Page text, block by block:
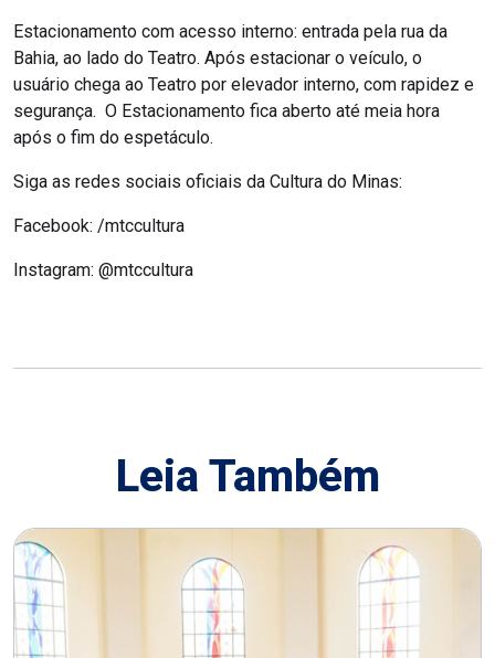
Estacionamento com acesso interno: entrada pela rua da
Bahia, ao lado do Teatro. Após estacionar o veículo, o
usuário chega ao Teatro por elevador interno, com rapidez e
segurança. O Estacionamento fica aberto até meia hora
após o fim do espetáculo.
Siga as redes sociais oficiais da Cultura do Minas:
Facebook: /mtccultura
Instagram: @mtccultura
Leia Também